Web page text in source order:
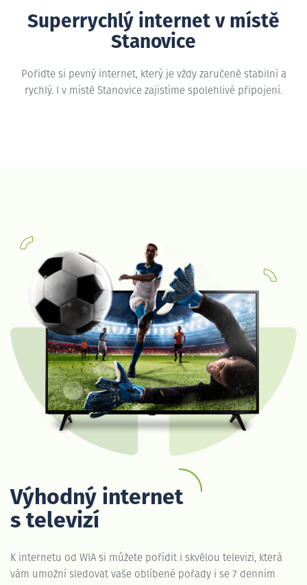
Superrychlý internet v místě
Stanovice
Pořiďte si pevný internet, který je vždy zaručeně stabilní a
rychlý. I v místě Stanovice zajistíme spolehlivé připojení.
Výhodný internet
s televizí
K internetu od WIA si můžete pořídit i skvělou televizi, která
vám umožní sledovat vaše oblíbené pořady i se 7 denním